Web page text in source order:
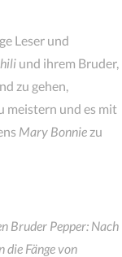
Leser und
und ihrem Bruder,
zu gehen,
meistern und es mit
Mary Bonnie zu
Bruder Pepper: Nach
die Fänge von